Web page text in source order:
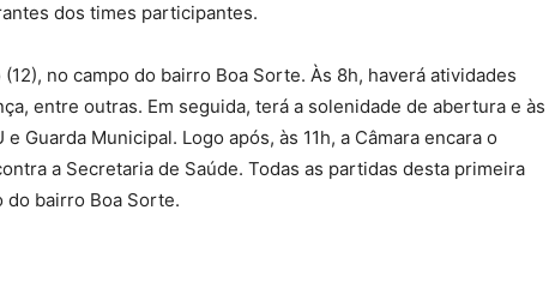
dos times participantes.
no campo do bairro Boa Sorte. Às 8h, haverá atividades
entre outras. Em seguida, terá a solenidade de abertura e às
Guarda Municipal. Logo após, às 11h, a Câmara encara o
a Secretaria de Saúde. Todas as partidas desta primeira
do bairro Boa Sorte.